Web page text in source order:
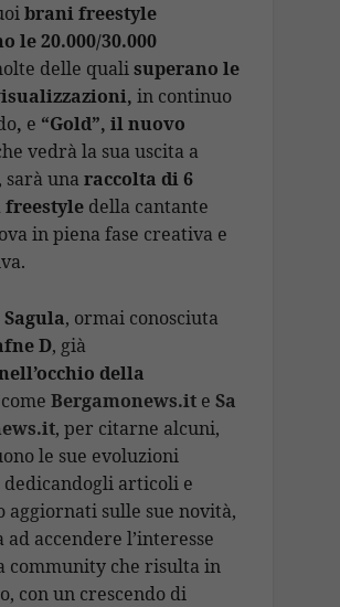
brani freestyle
le 20.000/30.000
delle qualisuperano le
in continuo
, e “Gold”, il nuovo
vedrà la sua uscita a
sarà unaraccolta di 6
freestyledella cantante
in piena fase creativa e
, ormai conosciuta
D, già
della
come Bergamonews.it e Sa
, per citarne alcuni,
le sue evoluzioni
articoli e
aggiornati sulle sue novità,
ad accendere l’interesse
community che risulta in
con un crescendo di